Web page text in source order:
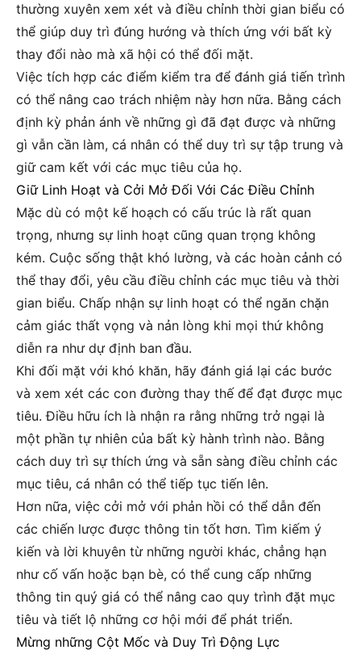
thường xuyên xem xét và điều chỉnh thời gian biểu có
thể giúp duy trì đúng hướng và thích ứng với bất kỳ
thay đổi nào mà xã hội có thể đối mặt.
Việc tích hợp các điểm kiểm tra để đánh giá tiến trình
có thể nâng cao trách nhiệm này hơn nữa. Bằng cách
định kỳ phản ánh về những gì đã đạt được và những
gì vẫn cần làm, cá nhân có thể duy trì sự tập trung và
giữ cam kết với các mục tiêu của họ.
Giữ Linh Hoạt và Cởi Mở Đối Với Các Điều Chỉnh
Mặc dù có một kế hoạch có cấu trúc là rất quan
trọng, nhưng sự linh hoạt cũng quan trọng không
kém. Cuộc sống thật khó lường, và các hoàn cảnh có
thể thay đổi, yêu cầu điều chỉnh các mục tiêu và thời
gian biểu. Chấp nhận sự linh hoạt có thể ngăn chặn
cảm giác thất vọng và nản lòng khi mọi thứ không
diễn ra như dự định ban đầu.
Khi đối mặt với khó khăn, hãy đánh giá lại các bước
và xem xét các con đường thay thế để đạt được mục
tiêu. Điều hữu ích là nhận ra rằng những trở ngại là
một phần tự nhiên của bất kỳ hành trình nào. Bằng
cách duy trì sự thích ứng và sẵn sàng điều chỉnh các
mục tiêu, cá nhân có thể tiếp tục tiến lên.
Hơn nữa, việc cởi mở với phản hồi có thể dẫn đến
các chiến lược được thông tin tốt hơn. Tìm kiếm ý
kiến và lời khuyên từ những người khác, chẳng hạn
như cố vấn hoặc bạn bè, có thể cung cấp những
thông tin quý giá có thể nâng cao quy trình đặt mục
tiêu và tiết lộ những cơ hội mới để phát triển.
Mừng những Cột Mốc và Duy Trì Động Lực